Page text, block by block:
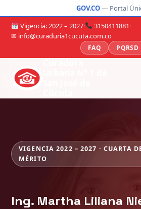
GOV.CO— Portal
Vigencia: 2022 – 2027· 3150411881·
✉ info@curaduria1cucuta.com.co
FAQ PQRSD
VIGENCIA 2022 – 2027 · CUARTA
MÉRITO
Ing. Martha Liliana